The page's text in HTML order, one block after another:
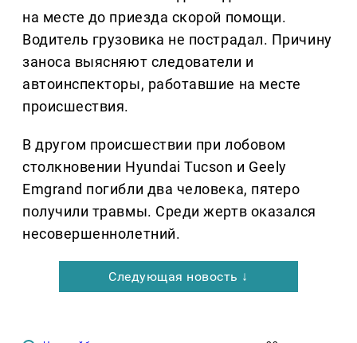
на месте до приезда скорой помощи.
Водитель грузовика не пострадал. Причину
заноса выясняют следователи и
автоинспекторы, работавшие на месте
происшествия.
В другом происшествии при лобовом
столкновении Hyundai Tucson и Geely
Emgrand погибли два человека, пятеро
получили травмы. Среди жертв оказался
несовершеннолетний.
Следующая новость ↓